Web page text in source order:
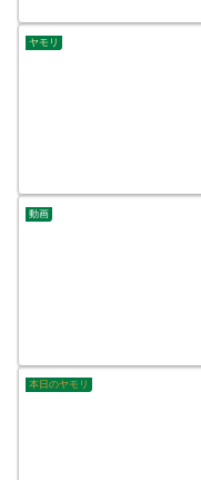
ヤモリ
動画
本日のヤモリ